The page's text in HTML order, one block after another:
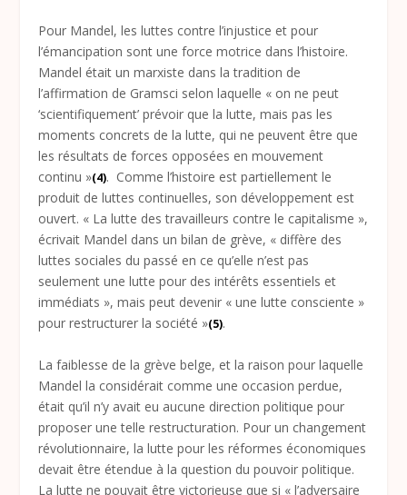
Pour Mandel, les luttes contre l’injustice et pour
l’émancipation sont une force motrice dans l’histoire.
Mandel était un marxiste dans la tradition de
l’affirmation de Gramsci selon laquelle « on ne peut
‘scientifiquement’ prévoir que la lutte, mais pas les
moments concrets de la lutte, qui ne peuvent être que
les résultats de forces opposées en mouvement
continu »(4). Comme l’histoire est partiellement le
produit de luttes continuelles, son développement est
ouvert. « La lutte des travailleurs contre le capitalisme »,
écrivait Mandel dans un bilan de grève, « diffère des
luttes sociales du passé en ce qu’elle n’est pas
seulement une lutte pour des intérêts essentiels et
immédiats », mais peut devenir « une lutte consciente »
pour restructurer la société »(5).
La faiblesse de la grève belge, et la raison pour laquelle
Mandel la considérait comme une occasion perdue,
était qu’il n’y avait eu aucune direction politique pour
proposer une telle restructuration. Pour un changement
révolutionnaire, la lutte pour les réformes économiques
devait être étendue à la question du pouvoir politique.
La lutte ne pouvait être victorieuse que si « l’adversaire